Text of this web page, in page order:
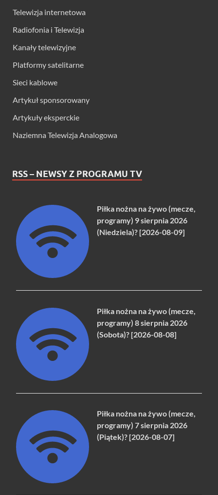
Telewizja internetowa
Radiofonia i Telewizja
Kanały telewizyjne
Platformy satelitarne
Sieci kablowe
Artykuł sponsorowany
Artykuły eksperckie
Naziemna Telewizja Analogowa
RSS – NEWSY Z PROGRAMU TV
Piłka nożna na żywo (mecze,
programy) 9 sierpnia 2026
(Niedziela)? [2026-08-09]
Piłka nożna na żywo (mecze,
programy) 8 sierpnia 2026
(Sobota)? [2026-08-08]
Piłka nożna na żywo (mecze,
programy) 7 sierpnia 2026
(Piątek)? [2026-08-07]